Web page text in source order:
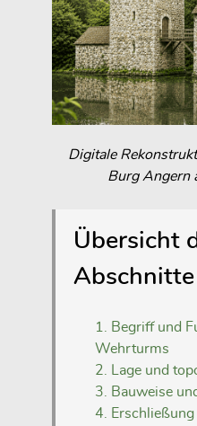
Digitale
Burg Angern
Übersicht
Abschnitte
1. Begriff und
Wehrturms
2. Lage und
3. Bauweise
4. Erschließung